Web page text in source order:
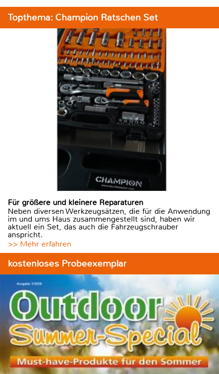
Topthema: Champion Ratschen Set
Für größere und kleinere Reparaturen
Neben diversen Werkzeugsätzen, die für die Anwendung
im und ums Haus zusammengestellt sind, haben wir
aktuell ein Set, das auch die Fahrzeugschrauber
anspricht.
>> Mehr erfahren
kostenloses Probeexemplar